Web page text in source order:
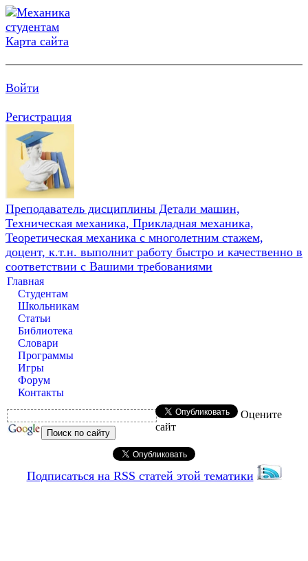
Карта сайта
Войти
Регистрация
Преподаватель дисциплины Детали машин,
Техническая механика, Прикладная механика,
Теоретическая механика с многолетним стажем,
доцент, к.т.н. выполнит работу быстро и качественно в
соответствии с Вашими требованиями
Главная
Студентам
Школьникам
Статьи
Библиотека
Словари
Программы
Игры
Форум
Контакты
Оцените
сайт
Подписаться на RSS статей этой тематики